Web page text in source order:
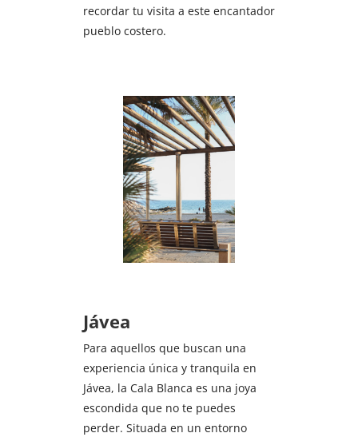
recordar tu visita a este encantador
pueblo costero.
Jávea
Para aquellos que buscan una
experiencia única y tranquila en
Jávea, la Cala Blanca es una joya
escondida que no te puedes
perder. Situada en un entorno